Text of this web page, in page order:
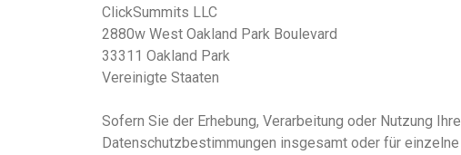
ClickSummits LLC
2880w West Oakland Park Boulevard
33311 Oakland Park
Vereinigte Staaten
Sofern Sie der Erhebung, Verarbeitung oder Nutzung
Datenschutzbestimmungen insgesamt oder für